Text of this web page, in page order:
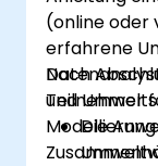
(online
erfahrene
und
Nach
Teilnehmer
Die